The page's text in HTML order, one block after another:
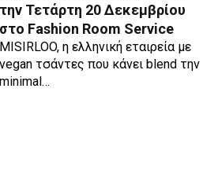
την Τετάρτη 20 Δεκεμβρίου
στο Fashion Room Service
MISIRLOO, η ελληνική εταιρεία με
vegan τσάντες που κάνει blend την
minimal…